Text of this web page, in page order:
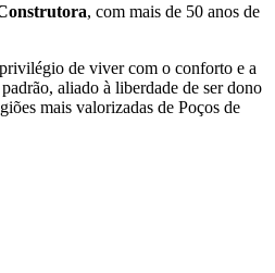
, com mais de 50 anos de
de viver com o conforto e a
aliado à liberdade de ser dono
mais valorizadas de Poços de